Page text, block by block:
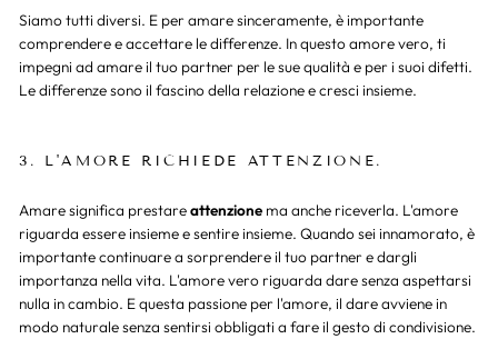
Siamo tutti diversi. E per amare sinceramente, è importante
comprendere e accettare le differenze. In questo amore vero, ti
impegni ad amare il tuo partner per le sue qualità e per i suoi difetti.
Le differenze sono il fascino della relazione e cresci insieme.
3. L'AMORE RICHIEDE ATTENZIONE.
Amare significa prestareattenzione ma anche riceverla. L'amore
riguarda essere insieme e sentire insieme. Quando sei innamorato, è
importante continuare a sorprendere il tuo partner e dargli
importanza nella vita. L'amore vero riguarda dare senza aspettarsi
nulla in cambio. E questa passione per l'amore, il dare avviene in
modo naturale senza sentirsi obbligati a fare il gesto di condivisione.